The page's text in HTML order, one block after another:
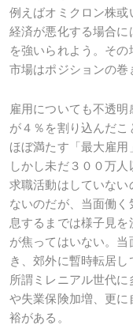
例えばオミクロン株
経済が悪化する場合
を強いられよう。そ
市場はポジションの巻
雇用についても不透
が４％を割り込んだ
ほぼ満たす「最大雇用
しかし未だ３００万人
求職活動はしていな
ないのだが、当面働
息するまでは様子見
が焦ってはいない。
き、郊外に暫時転居
所謂ミレニアル世代
や失業保険加増、更
裕がある。